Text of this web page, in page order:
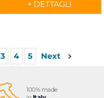
+ DETTAGLI
3 4 5 Next
100% made